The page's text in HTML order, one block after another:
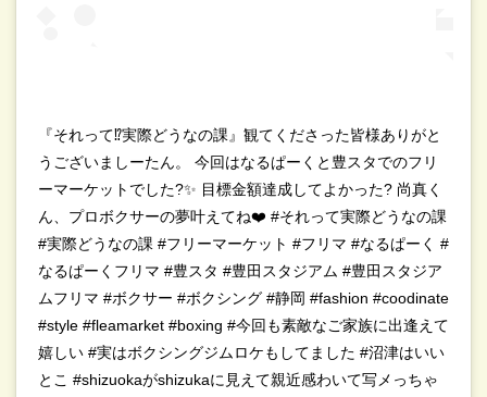
『それって⁉︎実際どうなの課』観てくださった皆様ありがと
うございましーたん。 今回はなるぱーくと豊スタでのフリ
ーマーケットでした?✨ 目標金額達成してよかった? 尚真く
ん、プロボクサーの夢叶えてね❤️ #それって実際どうなの課
#実際どうなの課 #フリーマーケット #フリマ #なるぱーく #
なるぱーくフリマ #豊スタ #豊田スタジアム #豊田スタジア
ムフリマ #ボクサー #ボクシング #静岡 #fashion #coodinate
#style #fleamarket #boxing #今回も素敵なご家族に出逢えて
嬉しい #実はボクシングジムロケもしてました #沼津はいい
とこ #shizuokaがshizukaに見えて親近感わいて写メっちゃ